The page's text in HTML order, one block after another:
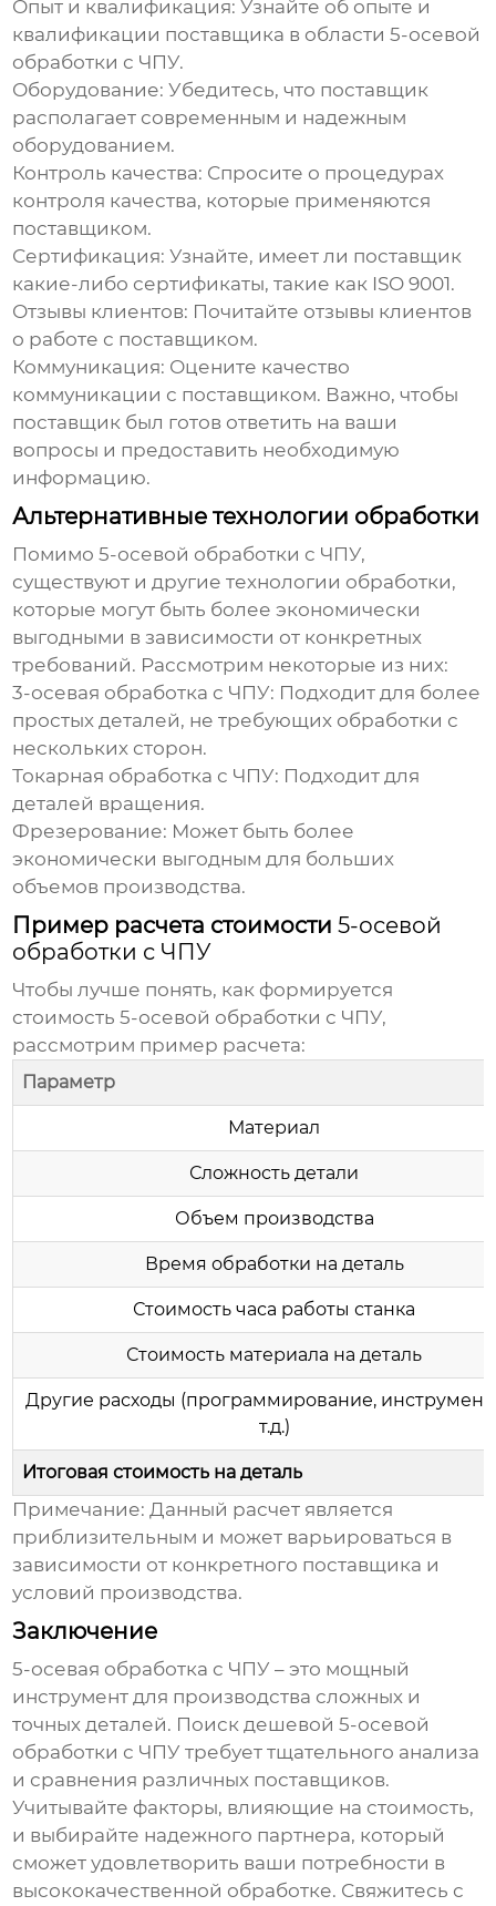
Опыт и квалификация: Узнайте об опыте и
квалификации поставщика в области5-осевой
обработки с ЧПУ.
Оборудование: Убедитесь, что поставщик
располагает современным и надежным
оборудованием.
Контроль качества: Спросите о процедурах
контроля качества, которые применяются
поставщиком.
Сертификация: Узнайте, имеет ли поставщик
какие-либо сертификаты, такие как ISO 9001.
Отзывы клиентов: Почитайте отзывы клиентов
о работе с поставщиком.
Коммуникация: Оцените качество
коммуникации с поставщиком. Важно, чтобы
поставщик был готов ответить на ваши
вопросы и предоставить необходимую
информацию.
Альтернативные технологии обработки
Помимо5-осевой обработки с ЧПУ,
существуют и другие технологии обработки,
которые могут быть более экономически
выгодными в зависимости от конкретных
требований. Рассмотрим некоторые из них:
3-осевая обработка с ЧПУ: Подходит для более
простых деталей, не требующих обработки с
нескольких сторон.
Токарная обработка с ЧПУ: Подходит для
деталей вращения.
Фрезерование: Может быть более
экономически выгодным для больших
объемов производства.
Пример расчета стоимости5-осевой
обработки с ЧПУ
Чтобы лучше понять, как формируется
стоимость5-осевой обработки с ЧПУ,
рассмотрим пример расчета:
Параметр
Материал
Сложность детали
Объем производства
Время обработки на деталь
Стоимость часа работы станка
Стоимость материала на деталь
Другие расходы (программирование,
т.д.)
Итоговая стоимость на деталь
Примечание: Данный расчет является
приблизительным и может варьироваться в
зависимости от конкретного поставщика и
условий производства.
Заключение
5-осевая обработка с ЧПУ – это мощный
инструмент для производства сложных и
точных деталей. Поискдешевой 5-осевой
обработки с ЧПУ требует тщательного анализа
и сравнения различных поставщиков.
Учитывайте факторы, влияющие на стоимость,
и выбирайте надежного партнера, который
сможет удовлетворить ваши потребности в
высококачественной обработке. Свяжитесь с